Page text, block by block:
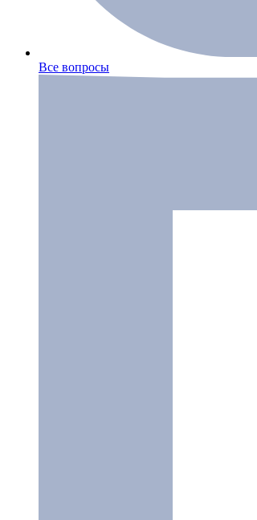
Все вопросы